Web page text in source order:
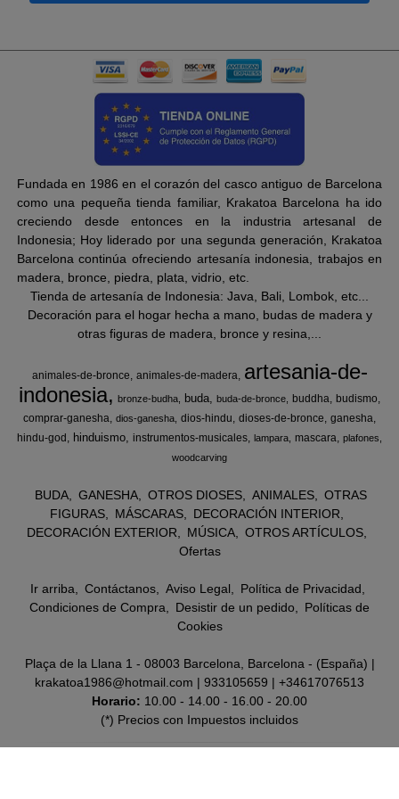
Fundada en 1986 en el corazón del casco antiguo de Barcelona
como una pequeña tienda familiar, Krakatoa Barcelona ha ido
creciendo desde entonces en la industria artesanal de
Indonesia; Hoy liderado por una segunda generación, Krakatoa
Barcelona continúa ofreciendo artesanía indonesia, trabajos en
madera, bronce, piedra, plata, vidrio, etc.
Tienda de artesanía de Indonesia: Java, Bali, Lombok, etc...
Decoración para el hogar hecha a mano, budas de madera y
otras figuras de madera, bronce y resina,...
animales-de-bronce animales-de-madera
artesania-de-
indonesia
bronze-budha buda buda-de-bronce buddha budismo
comprar-ganesha
dios-ganesha dios-hindu dioses-de-bronce ganesha
hindu-god
hinduismo instrumentos-musicales lampara mascara
plafones
woodcarving
BUDA GANESHA OTROS DIOSES ANIMALES
OTRAS
FIGURAS
MÁSCARAS
DECORACIÓN INTERIOR
DECORACIÓN EXTERIOR
MÚSICA
OTROS ARTÍCULOS
Ofertas
Ir arriba Contáctanos Aviso Legal
Política de Privacidad
Condiciones de Compra
Desistir de un pedido
Políticas de
Cookies
Plaça de la Llana 1 - 08003 Barcelona, Barcelona - (España) |
krakatoa1986@hotmail.com | 933105659 | +34617076513
Horario: 10.00 - 14.00 - 16.00 - 20.00
(*) Precios con Impuestos incluidos